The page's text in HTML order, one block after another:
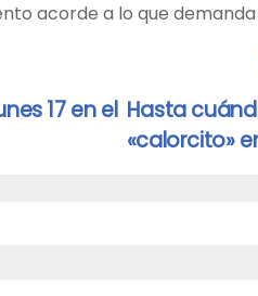
acorde a lo que
Hasta
«calorcito»
17 en el